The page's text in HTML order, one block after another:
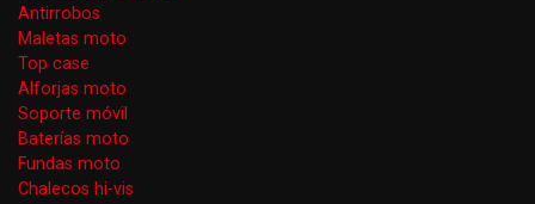
Antirrobos
Maletas moto
Top case
Alforjas moto
Soporte móvil
Baterías moto
Fundas moto
Chalecos hi-vis